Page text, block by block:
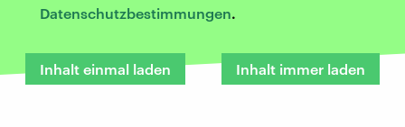
Datenschutzbestimmungen.
Inhalt einmal laden Inhalt immer laden